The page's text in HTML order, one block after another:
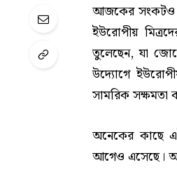
আজকের সংকটও
ইউরোপীয়
তুলেছেন, যা
উদ্যোগে
সামরিক সক্ষমতা
অনেকের কাছে
আগেও এসেছে। আর